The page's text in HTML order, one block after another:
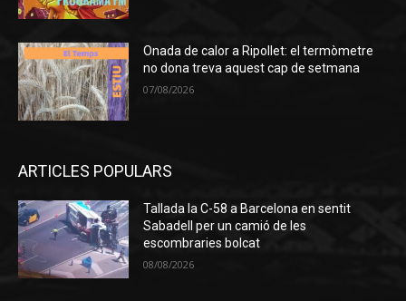
Onada de calor a Ripollet: el termòmetre
no dona treva aquest cap de setmana
07/08/2026
ARTICLES POPULARS
Tallada la C-58 a Barcelona en sentit
Sabadell per un camió de les
escombraries bolcat
08/08/2026